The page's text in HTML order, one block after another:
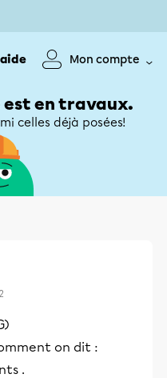
Mon compte
est en travaux.
celles déjà posées!
on dit :
.